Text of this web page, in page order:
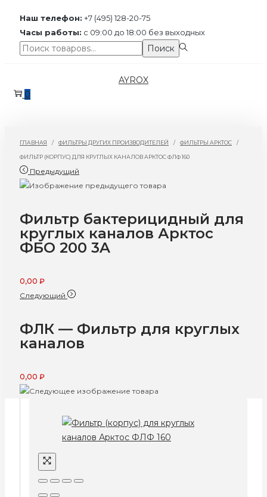
Наш телефон: +7 (495) 128-20-75
Часы работы: с 09:00 до 18:00 без выходных
Поиск:>
Поиск
к
к
AYROX
0
ГЛАВНАЯ / ФИЛЬТРЫ ДРУГИХ ПРОИЗВОДИТЕЛЕЙ / ФИЛЬТРЫ АРКТОС /
ФИЛЬТР (КОРПУС) ДЛЯ КРУГЛЫХ КАНАЛОВ АРКТОС ФЛФ 160
Предыдущий
Фильтр бактерицидный для
круглых каналов Арктос
ФБО 200 3A
0,00 ₽
Следующий
ФЛК — Фильтр для круглых
каналов
0,00 ₽